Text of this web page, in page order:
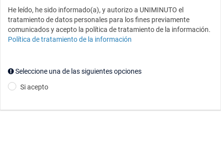
He leído, he sido informado(a), y autorizo a UNIMINUTO el
tratamiento de datos personales para los fines previamente
comunicados y acepto la política de tratamiento de la información.
Política de tratamiento de la información
Seleccione una de las siguientes opciones
Si acepto